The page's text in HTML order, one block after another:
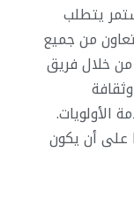
يتطلب
من جميع
أطراف المشروع. وهذا ما تقدمه PEC من خلال فريق
الأولويات.
من التصميم إلى التسليم، تعمل PEC على أن يكون